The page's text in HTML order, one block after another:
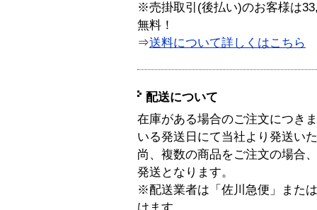
※売掛取引(後払い)のお客様は
無料！
⇒送料について詳しくはこちら
配送について
在庫がある場合のご注文につき
いる発送日にて当社より発送い
尚、複数の商品をご注文の場合
発送となります。
※配送業者は「佐川急便」また